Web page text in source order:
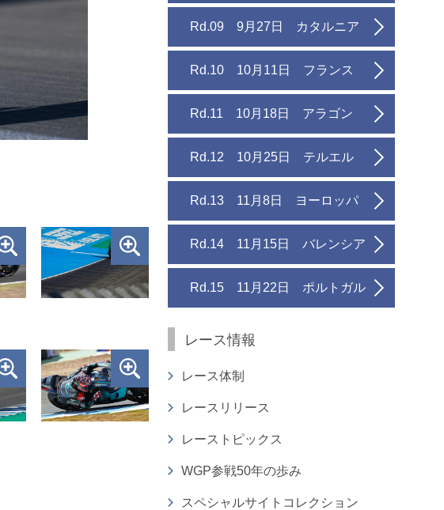
Rd.09 9月27日 カタルニア
Rd.10 10月11日 フランス
Rd.11 10月18日 アラゴン
Rd.12 10月25日 テルエル
Rd.13 11月8日 ヨーロッパ
Rd.14 11月15日 バレンシア
Rd.15 11月22日 ポルトガル
レース情報
レース体制
レースリリース
レーストピックス
WGP参戦50年の歩み
スペシャルサイトコレクション